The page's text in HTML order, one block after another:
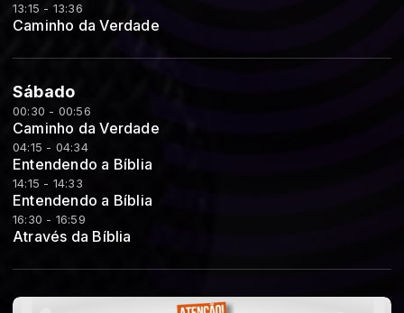
13:15 - 13:36
Caminho da Verdade
Sábado
00:30 - 00:56
Caminho da Verdade
04:15 - 04:34
Entendendo a Bíblia
14:15 - 14:33
Entendendo a Bíblia
16:30 - 16:59
Através da Bíblia